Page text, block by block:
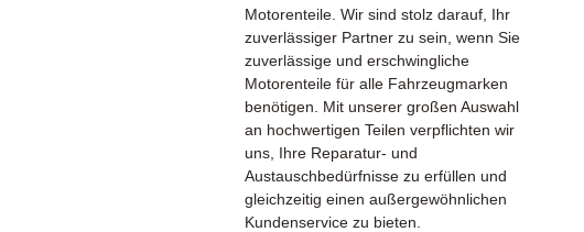
Motorenteile. Wir sind stolz darauf, Ihr
zuverlässiger Partner zu sein, wenn Sie
zuverlässige und erschwingliche
Motorenteile für alle Fahrzeugmarken
benötigen. Mit unserer großen Auswahl
an hochwertigen Teilen verpflichten wir
uns, Ihre Reparatur- und
Austauschbedürfnisse zu erfüllen und
gleichzeitig einen außergewöhnlichen
Kundenservice zu bieten.